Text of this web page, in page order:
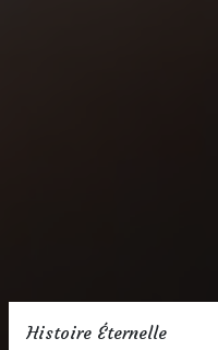
Histoire Éternelle